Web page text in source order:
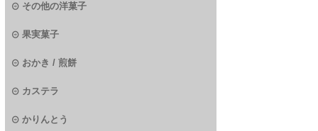
その他の洋菓子
果実菓子
おかき / 煎餅
カステラ
かりんとう